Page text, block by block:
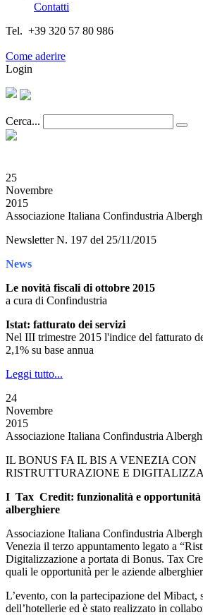
Contatti
Tel. +39 320 57 80 986
Come aderire
Login
Cerca...
25
Novembre
2015
Associazione Italiana Confindustria
Newsletter N. 197 del 25/11/2015
News
Le novità fiscali di ottobre 2015
a cura di Confindustria
Istat: fatturato dei servizi
Nel III trimestre 2015 l'indice del fatturato
2,1% su base annua
Leggi tutto...
24
Novembre
2015
Associazione Italiana Confindustria
IL BONUS FA IL BIS A VENEZIA CON
RISTRUTTURAZIONE E
I Tax Credit: funzionalità e opportunità
alberghiere
Associazione Italiana Confindustria
Venezia il terzo appuntamento legato a
Digitalizzazione a portata di Bonus. Tax
quali le opportunità per le aziende
L’evento, con la partecipazione del Mibact,
dell’hotellerie ed è stato realizzato in